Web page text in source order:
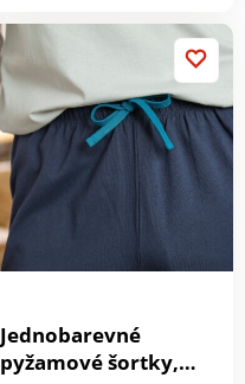
Jednobarevné
pyžamové šortky,